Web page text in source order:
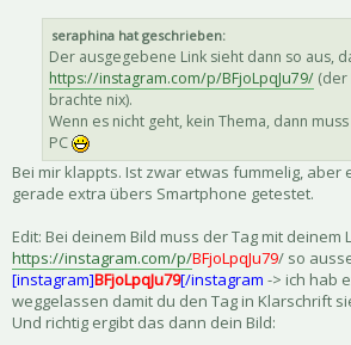
seraphina hat geschrieben:
Der ausgegebene Link sieht dann so aus,
https://instagram.com/p/BFjoLpqJu79/ (der
brachte nix).
Wenn es nicht geht, kein Thema, dann
PC
Bei mir klappts. Ist zwar etwas fummelig, aber
gerade extra übers Smartphone getestet.
Edit: Bei deinem Bild muss der Tag mit deinem
https://instagram.com/p/BFjoLpqJu79/ so
[instagram]BFjoLpqJu79[/instagram -> ich hab
weggelassen damit du den Tag in Klarschrift
Und richtig ergibt das dann dein Bild: